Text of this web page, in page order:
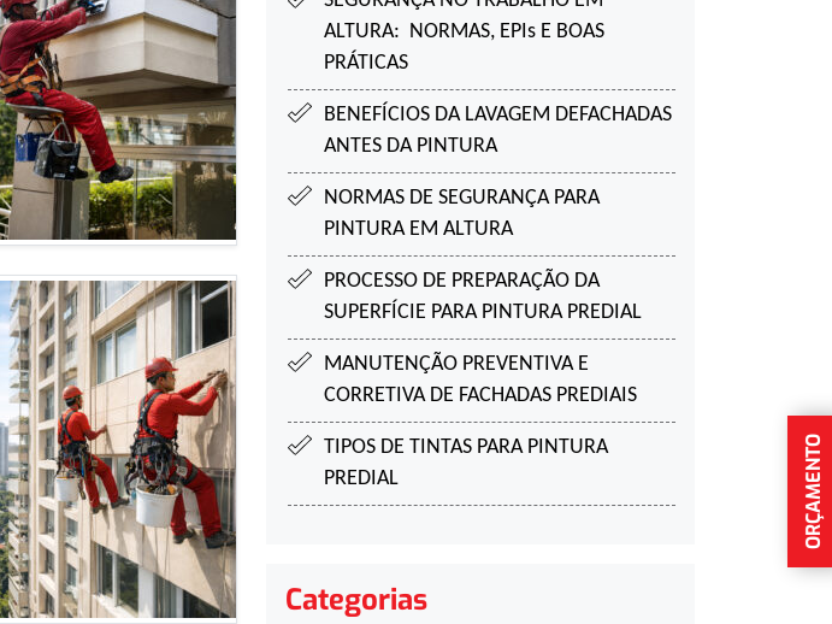
ALTURA:
NORMAS, EPIs E BOAS
PRÁTICAS
BENEFÍCIOS DA LAVAGEM DEFACHADAS
ANTES DA PINTURA
NORMAS DE SEGURANÇA PARA
PINTURA EM ALTURA
PROCESSO DE PREPARAÇÃO DA
SUPERFÍCIE PARA PINTURA PREDIAL
MANUTENÇÃO PREVENTIVA E
CORRETIVA DE FACHADAS PREDIAIS
TIPOS DE TINTAS PARA PINTURA
PREDIAL
Categorias
ORÇAMENTO